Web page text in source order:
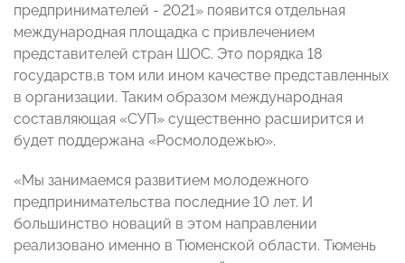
предпринимателей - 2021» появится отдельная
международная площадка с привлечением
представителей стран ШОС. Это порядка 18
государств,в том или ином качестве представленных
в организации. Таким образом международная
составляющая «СУП» существенно расширится и
будет поддержана «Росмолодежью».
«Мы занимаемся развитием молодежного
предпринимательства последние 10 лет. И
большинство новаций в этом направлении
реализовано именно в Тюменской области. Тюмень